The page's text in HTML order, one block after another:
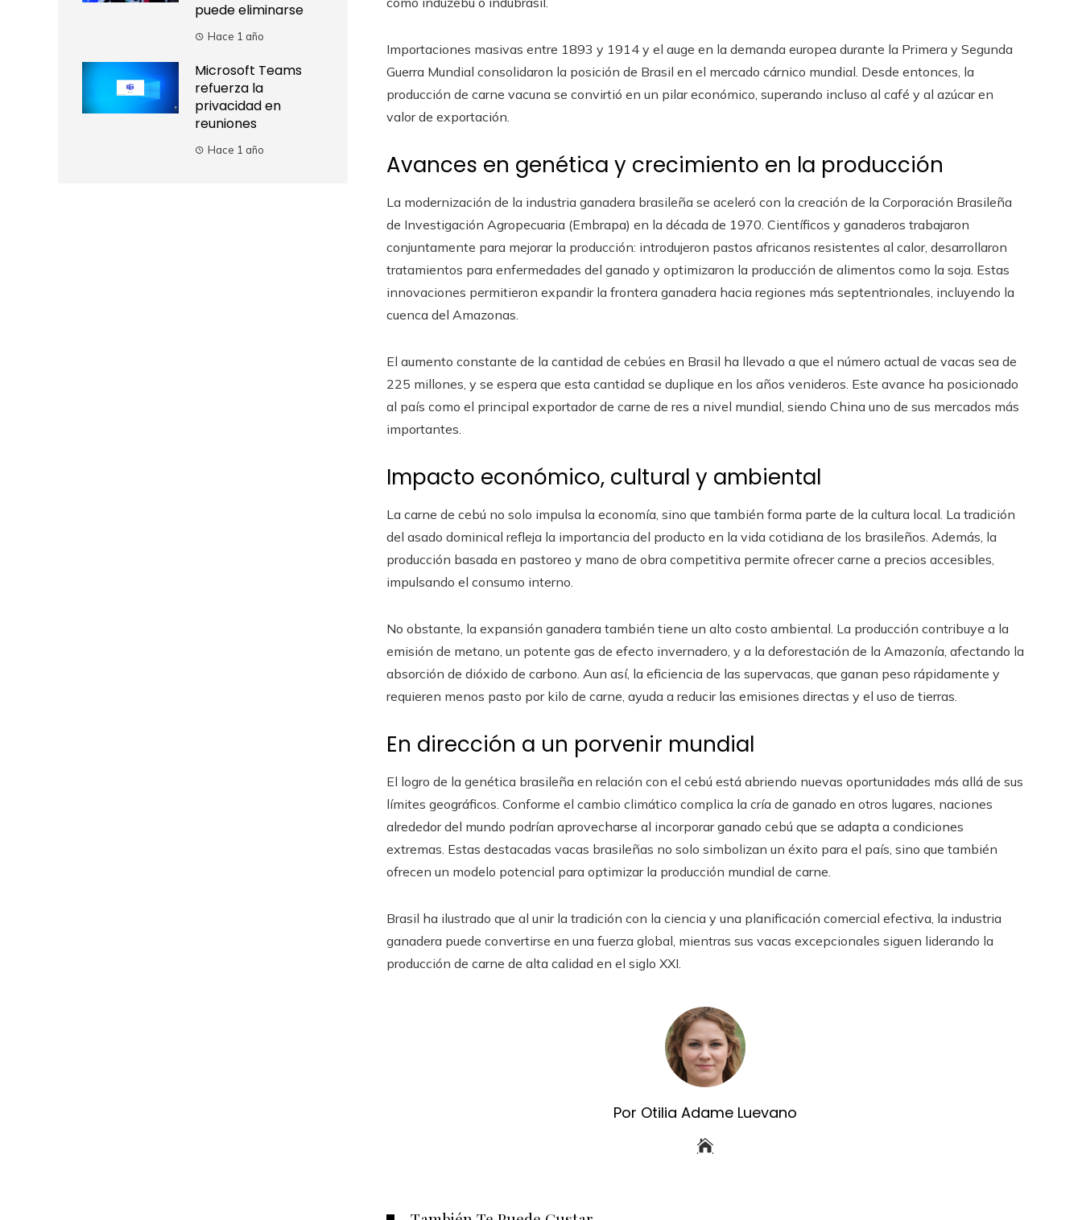
Importaciones masivas entre 1893 y 1914 y el auge en la demanda europea durante la Primera y Segunda
Guerra Mundial consolidaron la posición de Brasil en el mercado cárnico mundial. Desde entonces, la
producción de carne vacuna se convirtió en un pilar económico, superando incluso al café y al azúcar en
valor de exportación.
Avances en genética y crecimiento en la producción
La modernización de la industria ganadera brasileña se aceleró con la creación de la Corporación Brasileña
de Investigación Agropecuaria (Embrapa) en la década de 1970. Científicos y ganaderos trabajaron
conjuntamente para mejorar la producción: introdujeron pastos africanos resistentes al calor, desarrollaron
tratamientos para enfermedades del ganado y optimizaron la producción de alimentos como la soja. Estas
innovaciones permitieron expandir la frontera ganadera hacia regiones más septentrionales, incluyendo la
cuenca del Amazonas.
El aumento constante de la cantidad de cebúes en Brasil ha llevado a que el número actual de vacas sea de
225 millones, y se espera que esta cantidad se duplique en los años venideros. Este avance ha posicionado
al país como el principal exportador de carne de res a nivel mundial, siendo China uno de sus mercados más
importantes.
Impacto económico, cultural y ambiental
La carne de cebú no solo impulsa la economía, sino que también forma parte de la cultura local. La tradición
del asado dominical refleja la importancia del producto en la vida cotidiana de los brasileños. Además, la
producción basada en pastoreo y mano de obra competitiva permite ofrecer carne a precios accesibles,
impulsando el consumo interno.
No obstante, la expansión ganadera también tiene un alto costo ambiental. La producción contribuye a la
emisión de metano, un potente gas de efecto invernadero, y a la deforestación de la Amazonía, afectando la
absorción de dióxido de carbono. Aun así, la eficiencia de las supervacas, que ganan peso rápidamente y
requieren menos pasto por kilo de carne, ayuda a reducir las emisiones directas y el uso de tierras.
En dirección a un porvenir mundial
El logro de la genética brasileña en relación con el cebú está abriendo nuevas oportunidades más allá de sus
límites geográficos. Conforme el cambio climático complica la cría de ganado en otros lugares, naciones
alrededor del mundo podrían aprovecharse al incorporar ganado cebú que se adapta a condiciones
extremas. Estas destacadas vacas brasileñas no solo simbolizan un éxito para el país, sino que también
ofrecen un modelo potencial para optimizar la producción mundial de carne.
Brasil ha ilustrado que al unir la tradición con la ciencia y una planificación comercial efectiva, la industria
ganadera puede convertirse en una fuerza global, mientras sus vacas excepcionales siguen liderando la
producción de carne de alta calidad en el siglo XXI.
Por Otilia Adame Luevano
puede eliminarse
Hace 1 año
Microsoft Teams
refuerza la
privacidad en
reuniones
Hace 1 año